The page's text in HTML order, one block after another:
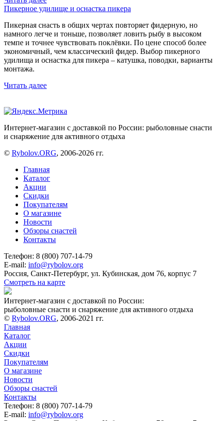
Пикерное удилище и оснастка пикера
Пикерная снасть в общих чертах повторяет фидерную, но
намного легче и тоньше, позволяет ловить рыбу в высоком
темпе и точнее чувствовать поклёвки. По цене способ более
экономичный, чем классический фидер. Выбор пикерного
удилища и оснастка для пикера – катушка, поводки, варианты
монтажа.
Читать далее
Интернет-магазин с доставкой по России: рыболовные снасти
и снаряжение для активного отдыха
© Rybolov.ORG, 2006-2026 гг.
Главная
Каталог
Акции
Скидки
Покупателям
О магазине
Новости
Обзоры снастей
Контакты
Телефон: 8 (800) 707-14-79
E-mail: info@rybolov.org
Россия, Санкт-Петербург, ул. Кубинская, дом 76, корпус 7
Смотреть на карте
Интернет-магазин с доставкой по России:
рыболовные снасти и снаряжение для активного отдыха
© Rybolov.ORG, 2006-2021 гг.
Главная
Каталог
Акции
Скидки
Покупателям
О магазине
Новости
Обзоры снастей
Контакты
Телефон: 8 (800) 707-14-79
E-mail: info@rybolov.org